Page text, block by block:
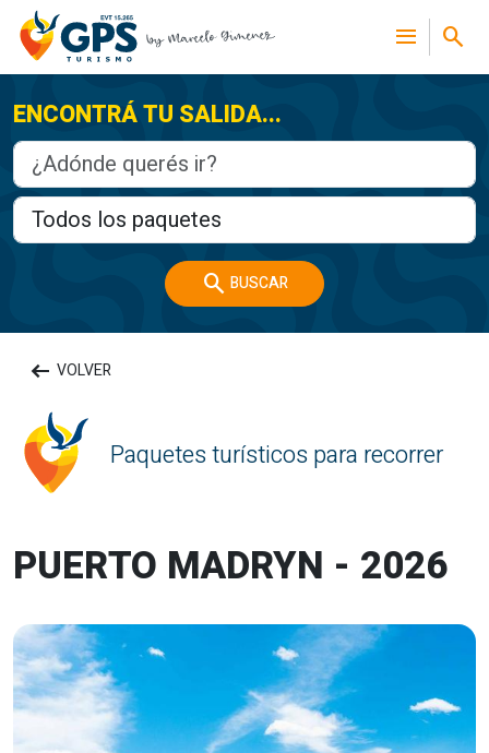
menu search
ENCONTRÁ TU SALIDA...
search BUSCAR
arrow_left_alt VOLVER
Paquetes turísticos para recorrer
PUERTO MADRYN - 2026